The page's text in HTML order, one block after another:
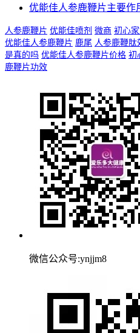
优能佳人参鹿鞭片主要作
人参鹿鞭片 优能佳喷剂 微商 初心
优能佳人参鹿鞭片 鹿尾 人参鹿鞭肽
是真的吗 优能佳人参鹿鞭片价格 初
鹿鞭片功效
微信公众号:ynjjm8